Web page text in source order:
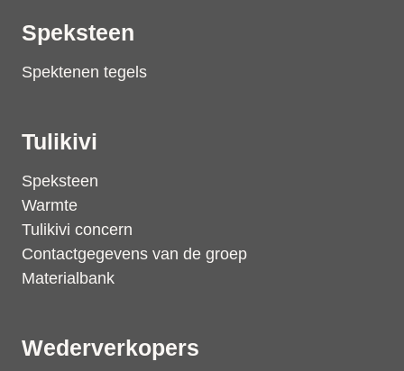
Speksteen
Spektenen tegels
Tulikivi
Speksteen
Warmte
Tulikivi concern
Contactgegevens van de groep
Materialbank
Wederverkopers